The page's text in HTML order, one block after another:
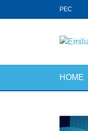
PEC
HOME